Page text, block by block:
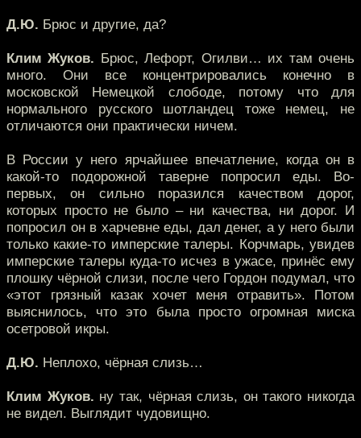
Д.Ю. Брюс и другие, да?
Клим Жуков. Брюс, Лефорт, Огилви… их там очень
много. Они все концентрировались конечно в
московской Немецкой слободе, потому что для
нормального русского шотландец тоже немец, не
отличаются они практически ничем.
В России у него ярчайшее впечатление, когда он в
какой-то подорожной таверне попросил еды. Во-
первых, он сильно поразился качеством дорог,
которых просто не было – ни качества, ни дорог. И
попросил он в харчевне еды, дал денег, а у него были
только какие-то имперские талеры. Корчмарь, увидев
имперские талеры куда-то исчез в ужасе, принёс ему
плошку чёрной слизи, после чего Гордон подумал, что
«этот грязный казак хочет меня отравить». Потом
выяснилось, что это была просто огромная миска
осетровой икры.
Д.Ю. Неплохо, чёрная слизь…
Клим Жуков. ну так, чёрная слизь, он такого никогда
не видел. Выглядит чудовищно.